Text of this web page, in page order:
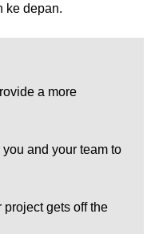
ke depan.
a more
and your team to
gets off the